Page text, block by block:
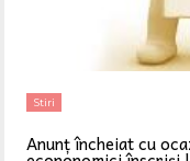
Stiri
Anunț încheiat cu